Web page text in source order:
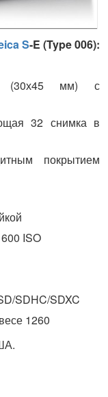
S-E (Type 006):
(30х45 мм) с
32 снимка в
покрытием
ISO
SDHC/SDXC
1260